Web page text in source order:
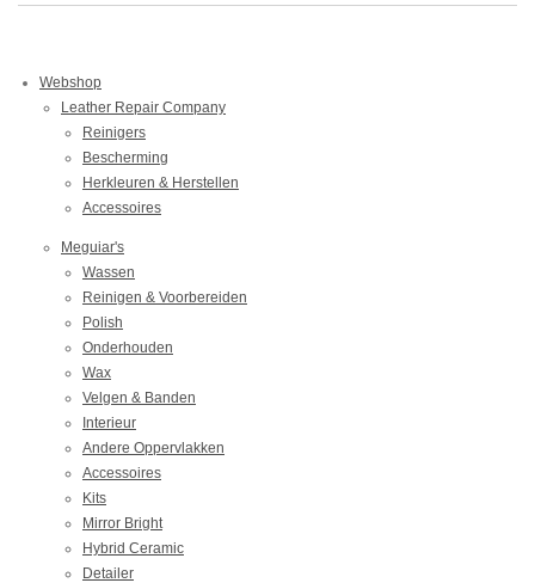
Webshop
Leather Repair Company
Reinigers
Bescherming
Herkleuren & Herstellen
Accessoires
Meguiar's
Wassen
Reinigen & Voorbereiden
Polish
Onderhouden
Wax
Velgen & Banden
Interieur
Andere Oppervlakken
Accessoires
Kits
Mirror Bright
Hybrid Ceramic
Detailer